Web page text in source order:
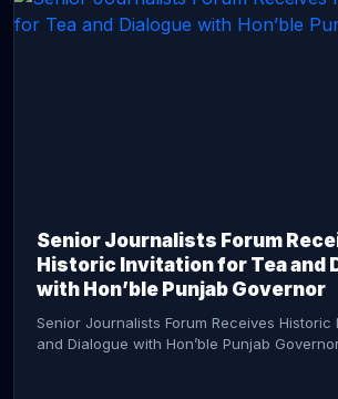
Senior Journalists Forum
Historic Invitation for Tea and
with Hon’ble Punjab Governor
Senior Journalists Forum Receives Historic
and Dialogue with Hon’ble Punjab